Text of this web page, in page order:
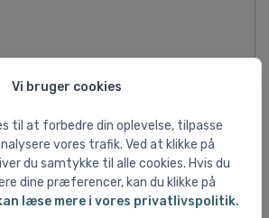
Vi bruger cookies
til at forbedre din oplevelse, tilpasse
vores trafik. Ved at klikke på
du samtykke til alle cookies. Hvis du
dine præferencer, kan du klikke på
læse mere i vores privatlivspolitik.
DKK 730